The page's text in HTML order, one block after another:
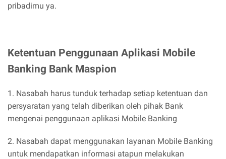
pribadimu ya.
Ketentuan Penggunaan Aplikasi Mobile
Banking Bank Maspion
1. Nasabah harus tunduk terhadap setiap ketentuan dan
persyaratan yang telah diberikan oleh pihak Bank
mengenai penggunaan aplikasi Mobile Banking
2. Nasabah dapat menggunakan layanan Mobile Banking
untuk mendapatkan informasi atapun melakukan